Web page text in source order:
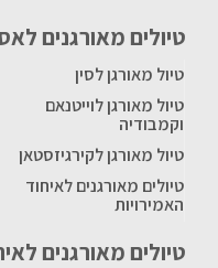
טיולים מאורגנים
טיול מאורגן לסין
טיול מאורגן לוייטנאם
וקמבודיה
טיול מאורגן לקירגיזסטאן
טיולים מאורגנים לאיחוד
האמירויות
טיולים מאורגנים